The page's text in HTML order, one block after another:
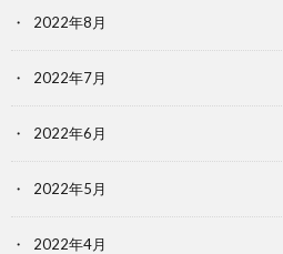
2022年8月
2022年7月
2022年6月
2022年5月
2022年4月